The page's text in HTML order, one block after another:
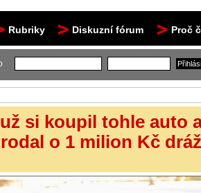
Rubriky Diskuzní fórum Proč
si koupil tohle auto
o 1 milion Kč dráž